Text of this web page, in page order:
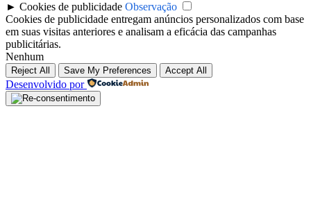
► Cookies de publicidade Observação
Cookies de publicidade entregam anúncios personalizados com base
em suas visitas anteriores e analisam a eficácia das campanhas
publicitárias.
Nenhum
Reject All Save My Preferences Accept All
Desenvolvido por